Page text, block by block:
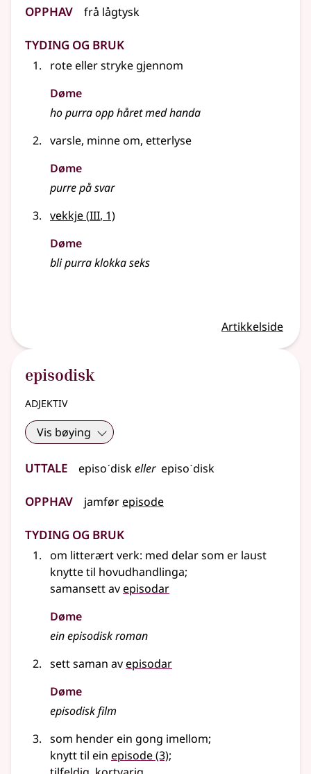
Opphav frå lågtysk
Tyding og bruk
rote eller stryke gjennom
Døme
ho purra opp håret med handa
varsle, minne om, etterlyse
Døme
purre på svar
vekkje(3
III, 1)
Døme
bli purra klokka seks
Artikkelside
episodisk
adjektiv
Vis bøying
Uttale episoˊdiskeller episoˋdisk
Opphav jamførepisode
Tyding og bruk
om litterært verk: med delar som er laust
knytte til hovudhandlinga;
samansett avepisodar
Døme
ein episodisk roman
sett saman avepisodar
Døme
episodisk film
som hender ein gong imellom;
knytt til ein episode(3);